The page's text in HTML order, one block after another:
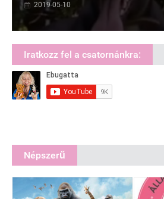
2019-05-10
Iratkozz fel a csatornánkra:
Népszerű